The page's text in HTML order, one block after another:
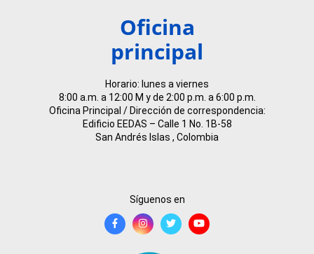
Oficina
principal
Horario: lunes a viernes
8:00 a.m. a 12:00 M y de 2:00 p.m. a 6:00 p.m.
Oficina Principal / Dirección de correspondencia:
Edificio EEDAS – Calle 1 No. 1B-58
San Andrés Islas , Colombia
Síguenos en